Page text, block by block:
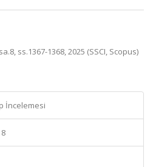
ss.1367-1368, 2025 (SSCI, Scopus)
İncelemesi
8